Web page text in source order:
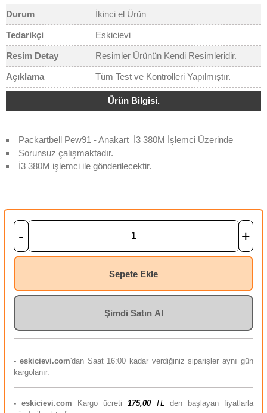
Durum İkinci el Ürün
Tedarikçi Eskicievi
Resim Detay Resimler Ürünün Kendi Resimleridir.
Açıklama Tüm Test ve Kontrolleri Yapılmıştır.
Ürün Bilgisi.
Packartbell Pew91 - Anakart İ3 380M İşlemci Üzerinde
Sorunsuz çalışmaktadır.
İ3 380M işlemci ile gönderilecektir.
- +
Sepete Ekle
Şimdi Satın Al
- eskicievi.com'dan Saat 16:00 kadar verdiğiniz siparişler aynı gün
kargolanır.
-eskicievi.com Kargo ücreti 175,00 TL den başlayan fiyatlarla